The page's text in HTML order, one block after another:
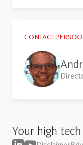
Your high